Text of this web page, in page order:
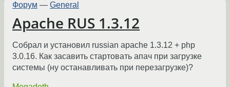
Форум — General
Apache RUS 1.3.12
Собрал и установил russian apache 1.3.12 + php
3.0.16. Как засавить стартовать апач при загрузке
системы (ну останавливать при перезагрузке)?